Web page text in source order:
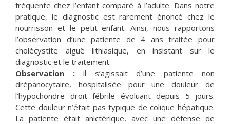
fréquente chez l’enfant comparé à l’adulte. Dans notre
pratique, le diagnostic est rarement énoncé chez le
nourrisson et le petit enfant. Ainsi, nous rapportons
l’observation d’une patiente de 4 ans traitée pour
cholécystite aiguë lithiasique, en insistant sur le
diagnostic et le traitement.
Observation :il s’agissait d’une patiente non
drépanocytaire, hospitalisée pour une douleur de
l’hypochondre droit fébrile évoluant depuis 5 jours.
Cette douleur n’était pas typique de colique hépatique.
La patiente était anictèrique, avec une défense de